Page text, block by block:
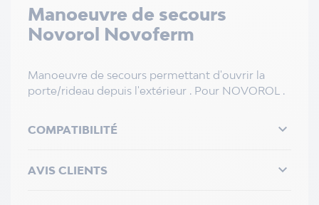
Manoeuvre de secours
Novorol Novoferm
Manoeuvre de secours permettant d'ouvrir la
porte/rideau depuis l'extérieur . Pour NOVOROL .
COMPATIBILITÉ 
AVIS CLIENTS 